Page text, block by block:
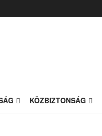
KÖZBIZTONSÁG